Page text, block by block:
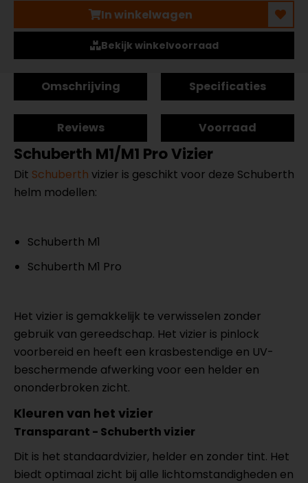
In winkelwagen
Bekijk winkelvoorraad
Omschrijving Specificaties
Reviews Voorraad
Schuberth M1/M1 Pro Vizier
Dit Schuberth vizier is geschikt voor deze Schuberth
helm modellen:
Schuberth M1
Schuberth M1 Pro
Het vizier is gemakkelijk te verwisselen zonder
gebruik van gereedschap. Het vizier is pinlock
voorbereid en heeft een krasbestendige en UV-
beschermende afwerking voor een helder en
ononderbroken zicht.
Kleuren van het vizier
Transparant - Schuberth vizier
Dit is het standaardvizier, helder en zonder tint. Het
biedt optimaal zicht bij alle lichtomstandigheden en